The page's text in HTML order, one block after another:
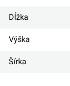
Dĺžka
Výška
Šírka